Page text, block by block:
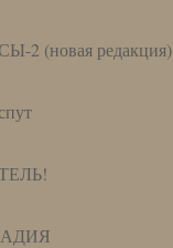
2 (новая редакция)